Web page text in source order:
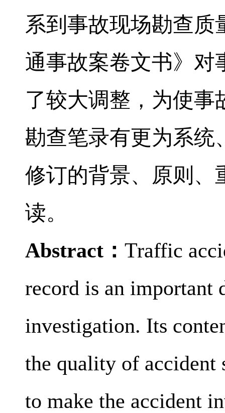
系到事故现场勘查质
通事故案卷文书》对
了较大调整，为使事
勘查笔录有更为系统
修订的背景、原则、
读。
Abstract ： Traffic
record is an important
investigation. Its
the quality of accident
to make the accident